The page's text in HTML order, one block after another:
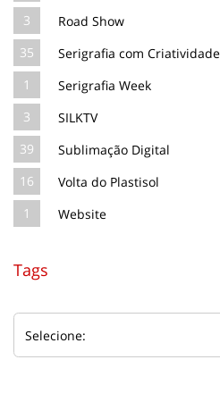
3
Road Show
35
Serigrafia com Criatividade
1
Serigrafia Week
3
SILKTV
39
Sublimação Digital
16
Volta do Plastisol
1
Website
Tags